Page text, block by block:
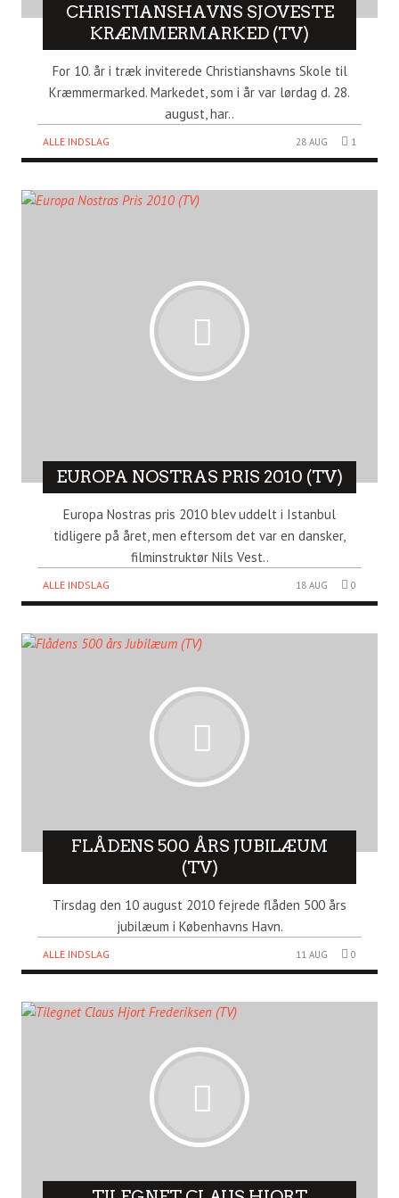
CHRISTIANSHAVNS SJOVESTE
KRÆMMERMARKED (TV)
For 10. år i træk inviterede Christianshavns Skole til
Kræmmermarked. Markedet, som i år var lørdag d. 28.
august, har..
ALLE INDSLAG 28 AUG 1
EUROPA NOSTRAS PRIS 2010 (TV)
Europa Nostras pris 2010 blev uddelt i Istanbul
tidligere på året, men eftersom det var en dansker,
filminstruktør Nils Vest..
ALLE INDSLAG 18 AUG 0
FLÅDENS 500 ÅRS JUBILÆUM
(TV)
Tirsdag den 10 august 2010 fejrede flåden 500 års
jubilæum i Københavns Havn.
ALLE INDSLAG 11 AUG 0